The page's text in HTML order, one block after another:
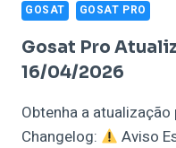
GOSAT GOSAT PRO
Gosat Pro
16/04/2026
Obtenha a
Changelog:
Aviso